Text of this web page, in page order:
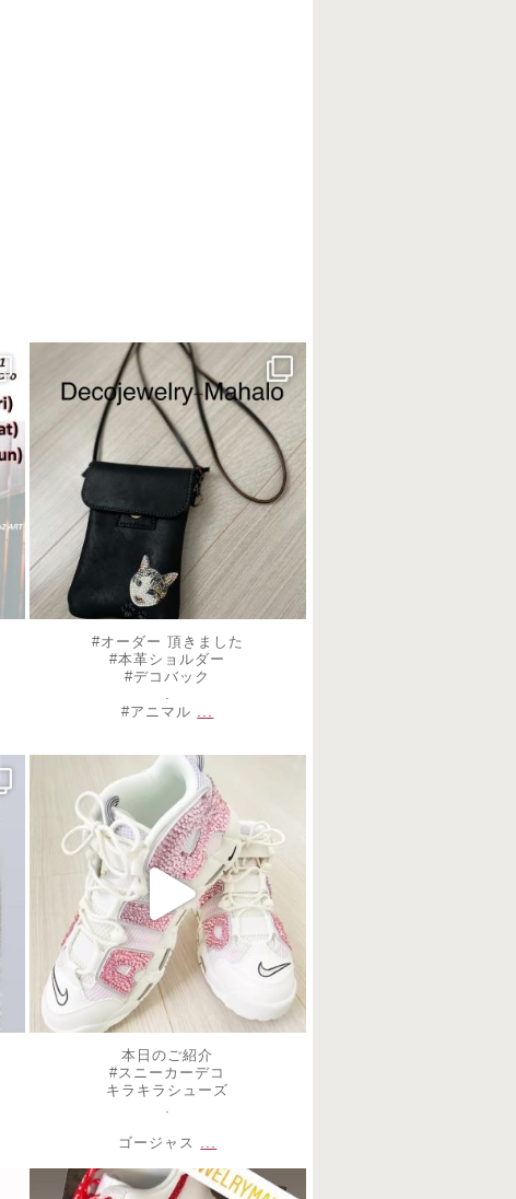
decojewelrymahalo
8月 20
#オーダー 頂きました
#本革ショルダー
#デコバック
.
#アニマル ...
decojewelrymahalo
2月 18
本日のご紹介
#スニーカーデコ
キラキラシューズ
ゴージャス
decojewelrymahalo